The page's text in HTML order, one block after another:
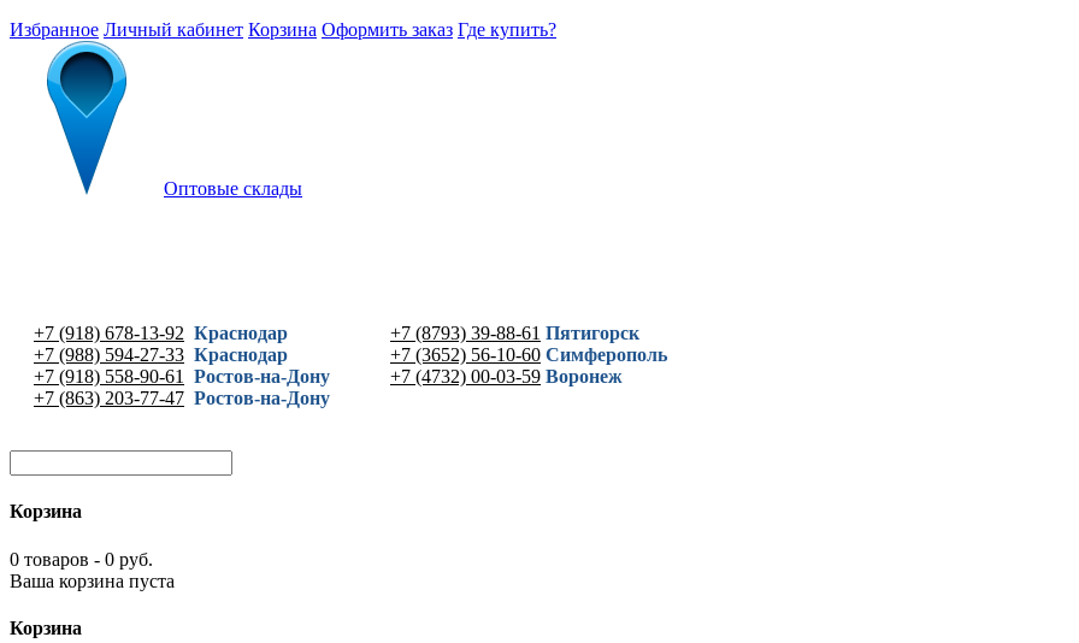
Избранное Личный кабинет Корзина Оформить заказ Где купить?
Оптовые склады
+7 (918) 678-13-92 Краснодар
+7 (988) 594-27-33 Краснодар
+7 (918) 558-90-61
Ростов-на-Дону
+7 (863) 203-77-47 Ростов-на-Дону
+7 (8793) 39-88-61 Пятигорск
+7 (3652) 56-10-60 Симферополь
+7 (4732) 00-03-59 Воронеж
Корзина
0 товаров - 0 руб.
Ваша корзина пуста
Корзина